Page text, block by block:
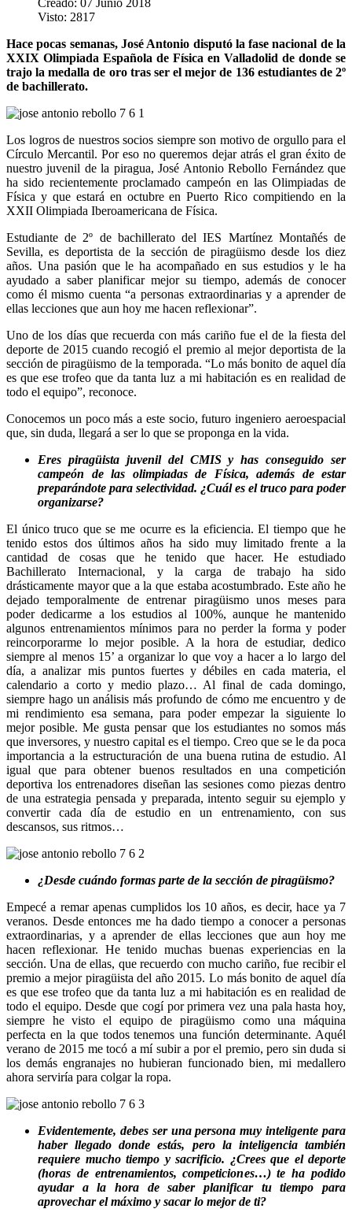
Visto: 2817
Hace pocas semanas, José Antonio disputó la fase nacional de la
XXIX Olimpiada Española de Física en Valladolid de donde se
trajo la medalla de oro tras ser el mejor de 136 estudiantes de 2º
de bachillerato.
Los logros de nuestros socios siempre son motivo de orgullo para el
Círculo Mercantil. Por eso no queremos dejar atrás el gran éxito de
nuestro juvenil de la piragua, José Antonio Rebollo Fernández que
ha sido recientemente proclamado campeón en las Olimpiadas de
Física y que estará en octubre en Puerto Rico compitiendo en la
XXII Olimpiada Iberoamericana de Física.
Estudiante de 2º de bachillerato del IES Martínez Montañés de
Sevilla, es deportista de la sección de piragüismo desde los diez
años. Una pasión que le ha acompañado en sus estudios y le ha
ayudado a saber planificar mejor su tiempo, además de conocer
como él mismo cuenta “a personas extraordinarias y a aprender de
ellas lecciones que aun hoy me hacen reflexionar”.
Uno de los días que recuerda con más cariño fue el de la fiesta del
deporte de 2015 cuando recogió el premio al mejor deportista de la
sección de piragüismo de la temporada. “Lo más bonito de aquel día
es que ese trofeo que da tanta luz a mi habitación es en realidad de
todo el equipo”, reconoce.
Conocemos un poco más a este socio, futuro ingeniero aeroespacial
que, sin duda, llegará a ser lo que se proponga en la vida.
Eres piragüista juvenil del CMIS y has conseguido ser
campeón de las olimpiadas de Física, además de estar
preparándote para selectividad. ¿Cuál es el truco para poder
organizarse?
El único truco que se me ocurre es la eficiencia. El tiempo que he
tenido estos dos últimos años ha sido muy limitado frente a la
cantidad de cosas que he tenido que hacer. He estudiado
Bachillerato Internacional, y la carga de trabajo ha sido
drásticamente mayor que a la que estaba acostumbrado. Este año he
dejado temporalmente de entrenar piragüismo unos meses para
poder dedicarme a los estudios al 100%, aunque he mantenido
algunos entrenamientos mínimos para no perder la forma y poder
reincorporarme lo mejor posible. A la hora de estudiar, dedico
siempre al menos 15’ a organizar lo que voy a hacer a lo largo del
día, a analizar mis puntos fuertes y débiles en cada materia, el
calendario a corto y medio plazo… Al final de cada domingo,
siempre hago un análisis más profundo de cómo me encuentro y de
mi rendimiento esa semana, para poder empezar la siguiente lo
mejor posible. Me gusta pensar que los estudiantes no somos más
que inversores, y nuestro capital es el tiempo. Creo que se le da poca
importancia a la estructuración de una buena rutina de estudio. Al
igual que para obtener buenos resultados en una competición
deportiva los entrenadores diseñan las sesiones como piezas dentro
de una estrategia pensada y preparada, intento seguir su ejemplo y
convertir cada día de estudio en un entrenamiento, con sus
descansos, sus ritmos…
¿Desde cuándo formas parte de la sección de piragüismo?
Empecé a remar apenas cumplidos los 10 años, es decir, hace ya 7
veranos. Desde entonces me ha dado tiempo a conocer a personas
extraordinarias, y a aprender de ellas lecciones que aun hoy me
hacen reflexionar. He tenido muchas buenas experiencias en la
sección. Una de ellas, que recuerdo con mucho cariño, fue recibir el
premio a mejor piragüista del año 2015. Lo más bonito de aquel día
es que ese trofeo que da tanta luz a mi habitación es en realidad de
todo el equipo. Desde que cogí por primera vez una pala hasta hoy,
siempre he visto el equipo de piragüismo como una máquina
perfecta en la que todos tenemos una función determinante. Aquél
verano de 2015 me tocó a mí subir a por el premio, pero sin duda si
los demás engranajes no hubieran funcionado bien, mi medallero
ahora serviría para colgar la ropa.
Evidentemente, debes ser una persona muy inteligente para
haber llegado donde estás, pero la inteligencia también
requiere mucho tiempo y sacrificio. ¿Crees que el deporte
(horas de entrenamientos, competiciones…) te ha podido
ayudar a la hora de saber planificar tu tiempo para
aprovechar el máximo y sacar lo mejor de ti?